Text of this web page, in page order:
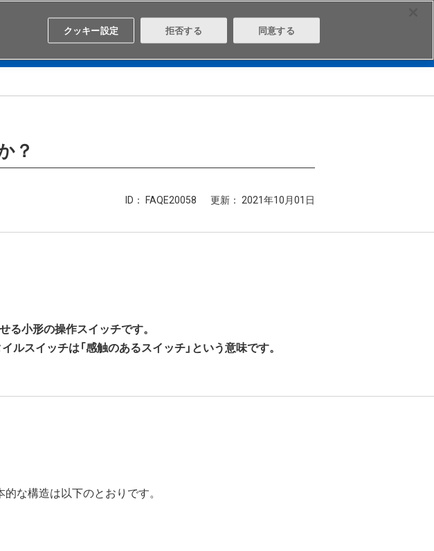
Search
？
ID： FAQE20058 更新： 2021年10月01日
る小形の操作スイッチです。
スイッチは「感触のあるスイッチ」という意味です。
な構造は以下のとおりです。
クッキー設定 拒否する 同意する